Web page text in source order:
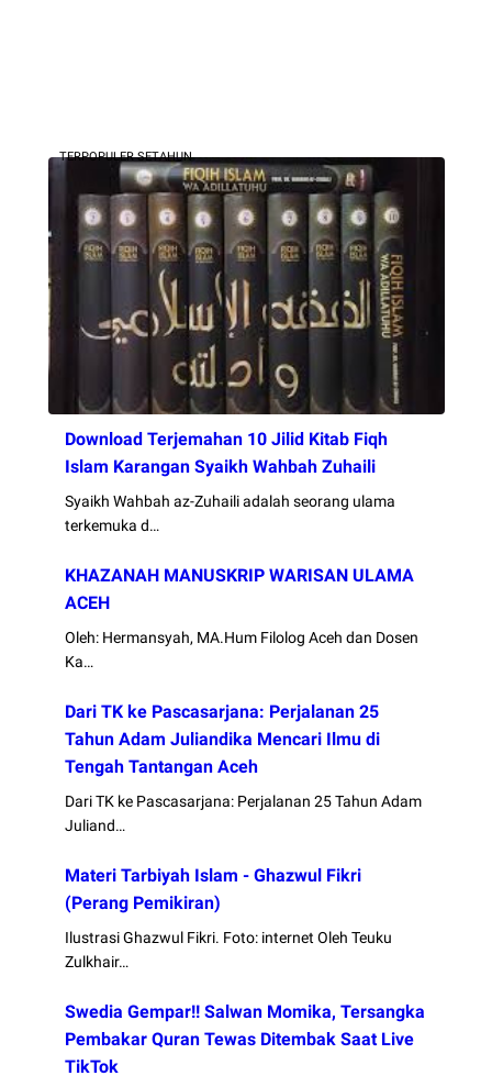
TERPOPULER SETAHUN
Download Terjemahan 10 Jilid Kitab Fiqh
Islam Karangan Syaikh Wahbah Zuhaili
Syaikh Wahbah az-Zuhaili adalah seorang ulama
terkemuka d…
KHAZANAH MANUSKRIP WARISAN ULAMA
ACEH
Oleh: Hermansyah, MA.Hum Filolog Aceh dan Dosen
Ka…
Dari TK ke Pascasarjana: Perjalanan 25
Tahun Adam Juliandika Mencari Ilmu di
Tengah Tantangan Aceh
Dari TK ke Pascasarjana: Perjalanan 25 Tahun Adam
Juliand…
Materi Tarbiyah Islam - Ghazwul Fikri
(Perang Pemikiran)
Ilustrasi Ghazwul Fikri. Foto: internet Oleh Teuku
Zulkhair…
Swedia Gempar!! Salwan Momika, Tersangka
Pembakar Quran Tewas Ditembak Saat Live
TikTok